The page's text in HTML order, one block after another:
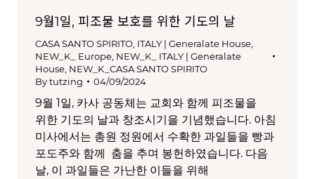
9월1일, 피조물 보호를 위한 기도의 날
CASA SANTO SPIRITO ITALY | Generalate House
NEW_K_ Europe NEW_K_ ITALY | Generalate
House NEW_K_CASA SANTO SPIRITO
Bytutzing 04/09/2024
9월 1일, 카사 공동체는 교회와 함께 피조물을
위한 기도의 날과 창조시기을 기념했습니다. 아침
미사에서는 총원 정원에서 수확한 과일들을 빵과
포도주와 함께 춤을 추며 봉헌하였습니다. 다음
날, 이 과일들은 가난한 이들을 위해